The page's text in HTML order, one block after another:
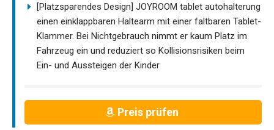
[Platzsparendes Design] JOYROOM tablet autohalterung
einen einklappbaren Haltearm mit einer faltbaren Tablet-
Klammer. Bei Nichtgebrauch nimmt er kaum Platz im
Fahrzeug ein und reduziert so Kollisionsrisiken beim
Ein- und Aussteigen der Kinder
Preis prüfen